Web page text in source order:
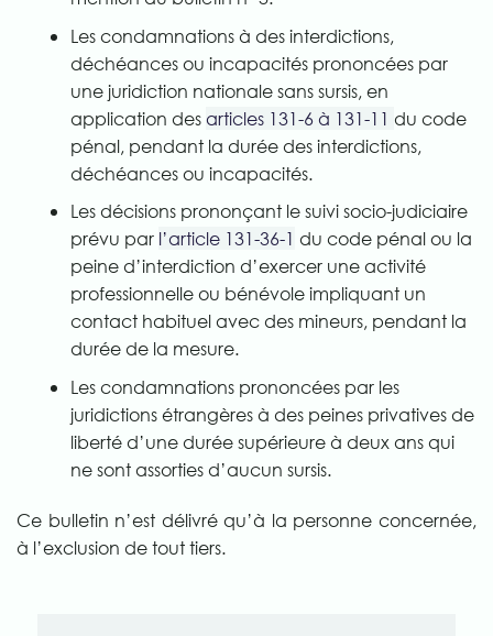
Les condamnations à des interdictions,
déchéances ou incapacités prononcées par
une juridiction nationale sans sursis, en
application desarticles 131-6 à 131-11 du code
pénal, pendant la durée des interdictions,
déchéances ou incapacités.
Les décisions prononçant le suivi socio-judiciaire
prévu par l’article 131-36-1 du code pénal ou la
peine d’interdiction d’exercer une activité
professionnelle ou bénévole impliquant un
contact habituel avec des mineurs, pendant la
durée de la mesure.
Les condamnations prononcées par les
juridictions étrangères à des peines privatives de
liberté d’une durée supérieure à deux ans qui
ne sont assorties d’aucun sursis.
Ce bulletin n’est délivré qu’à la personne concernée,
à l’exclusion de tout tiers.